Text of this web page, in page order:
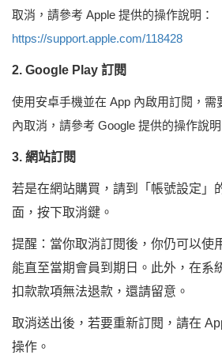
取消，請參考 Apple 提供的操作說明：
https://support.apple.com/118428
2. Google Play 訂閱
使用安卓手機並在 App 內啟用訂閱，需
內取消，請參考 Google 提供的操作說明
3. 網站訂閱
若是在網站購買，請到「帳號設定」
面，按下取消鍵。
提醒：當你取消訂閱後，你仍可以使
能直至當期會員到期日。此外，在系
扣款款項無法退款，還請留意。
取消送出後，若要重新訂閱，請在
操作。